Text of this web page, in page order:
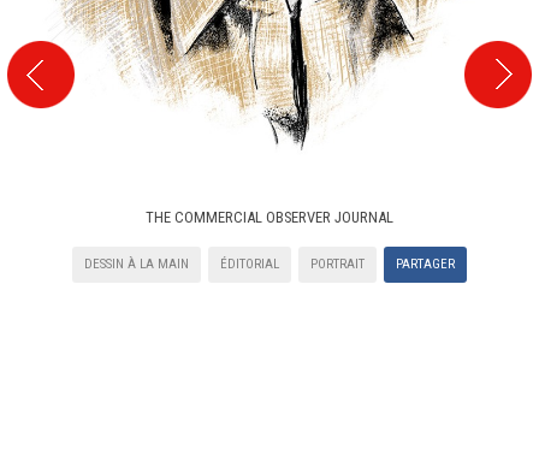
THE COMMERCIAL OBSERVER JOURNAL
DESSIN À LA MAIN ÉDITORIAL PORTRAIT PARTAGER